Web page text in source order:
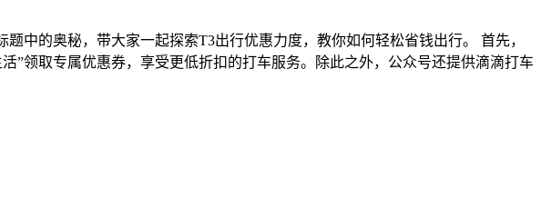
中的奥秘，带大家一起探索T3出行优惠力度，教你如何轻松省钱出行。 首先，
”领取专属优惠券，享受更低折扣的打车服务。除此之外，公众号还提供滴滴打车